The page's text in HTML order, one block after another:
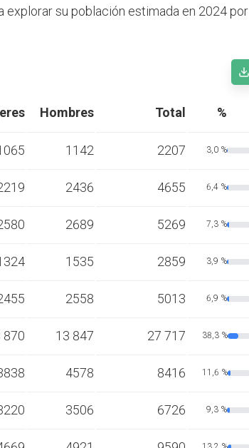
explorar su población estimada en 2024 por
Hombres Total %
1142 2207 3,0 %
2436 4655 6,4 %
2689 5269 7,3 %
1535 2859 3,9 %
2558 5013 6,9 %
870 13 847 27 717 38,3 %
4578 8416 11,6 %
3506 6726 9,3 %